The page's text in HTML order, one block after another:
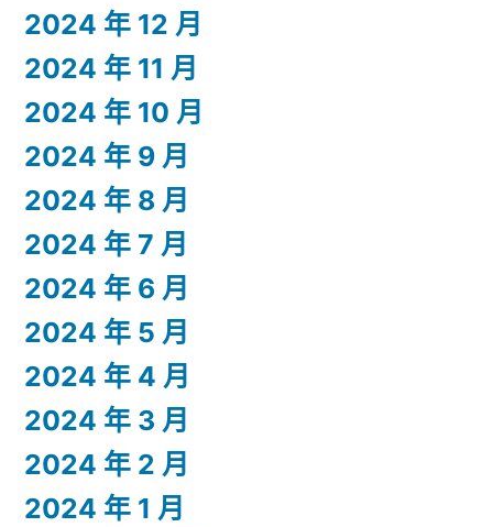
2024 年 12 月
2024 年 11 月
2024 年 10 月
2024 年 9 月
2024 年 8 月
2024 年 7 月
2024 年 6 月
2024 年 5 月
2024 年 4 月
2024 年 3 月
2024 年 2 月
2024 年 1 月